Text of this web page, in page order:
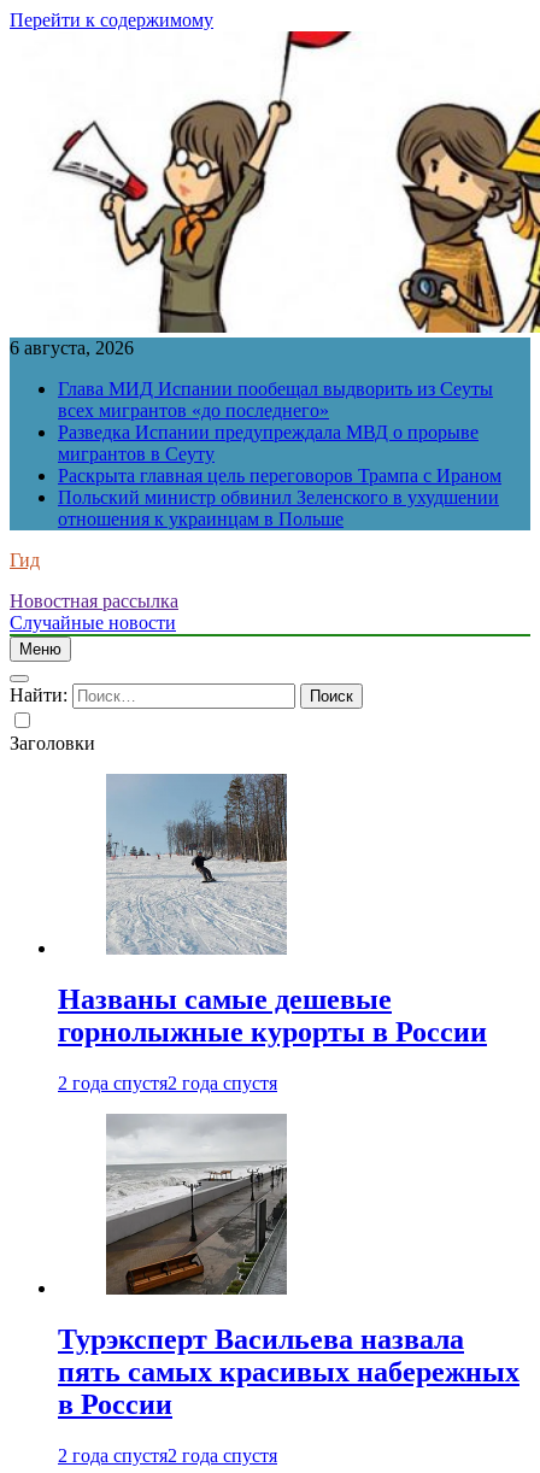
Перейти к содержимому
6 августа, 2026
Глава МИД Испании пообещал выдворить из Сеуты
всех мигрантов «до последнего»
Разведка Испании предупреждала МВД о прорыве
мигрантов в Сеуту
Раскрыта главная цель переговоров Трампа с Ираном
Польский министр обвинил Зеленского в ухудшении
отношения к украинцам в Польше
Гид
Новостная рассылка
Случайные новости
Меню
Найти:
Заголовки
Названы самые дешевые
горнолыжные курорты в России
2 года спустя2 года спустя
Турэксперт Васильева назвала
пять самых красивых набережных
в России
2 года спустя2 года спустя